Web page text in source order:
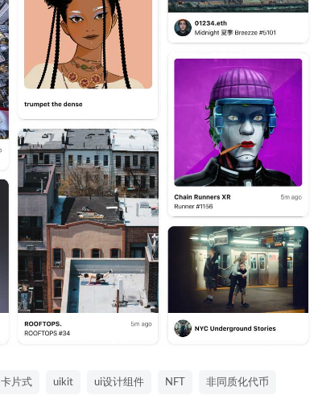
卡片式 uikit ui设计组件 NFT 非同质化代币